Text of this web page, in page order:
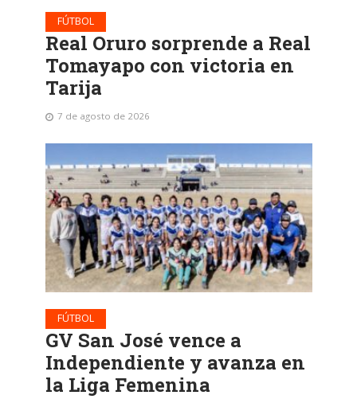
FÚTBOL
Real Oruro sorprende a Real
Tomayapo con victoria en
Tarija
7 de agosto de 2026
FÚTBOL
GV San José vence a
Independiente y avanza en
la Liga Femenina